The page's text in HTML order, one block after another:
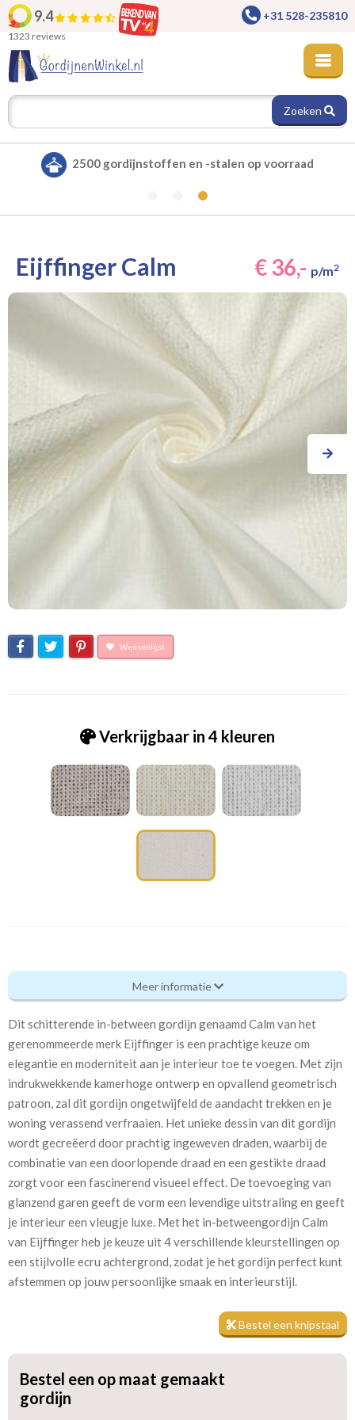
9.4
1323 reviews
+31 528-235810
Zoeken
Alle gordijnen verduisterend leverbaar
Eijffinger Calm € 36,- p/m2
Wensenlijst
Verkrijgbaar in 4 kleuren
Eijff_[F-5] 7335-1 Calm ivory
Eigenschappen gordijnstof
Artikelnummer
Eijff_[F-5] 7335-1 Calm
ivory
Kamerhoog 300 cm
Meestal eerder, maar houd
rekening met
circa 1-2 weken
Materiaal: Linnen en polyester
ervaren voordat je een op maat gemaakt gordijn bestelt? Geen
probleem! Je kunt eenvoudig een knipstaal bestellen om de
kwaliteit en uitstraling van de stof te beoordelen. En het beste
van alles? De staaltjes worden nog dezelfde dag verzonden,
zodat je snel kunt beslissen. Heb je nog vragen of wil je meer
Meer informatie
Dit schitterende in-between gordijn genaamd Calm van het
gerenommeerde merk Eijffinger is een prachtige keuze om
elegantie en moderniteit aan je interieur toe te voegen. Met zijn
indrukwekkende kamerhoge ontwerp en opvallend geometrisch
patroon, zal dit gordijn ongetwijfeld de aandacht trekken en je
woning verassend verfraaien. Het unieke dessin van dit gordijn
wordt gecreëerd door prachtig ingeweven draden, waarbij de
combinatie van een doorlopende draad en een gestikte draad
zorgt voor een fascinerend visueel effect. De toevoeging van
glanzend garen geeft de vorm een levendige uitstraling en geeft
je interieur een vleugje luxe. Met het in-betweengordijn Calm
van Eijffinger heb je keuze uit 4 verschillende kleurstellingen op
een stijlvolle ecru achtergrond, zodat je het gordijn perfect kunt
afstemmen op jouw persoonlijke smaak en interieurstijl.
Bestel een knipstaal
Bestel een op maat gemaakt
gordijn